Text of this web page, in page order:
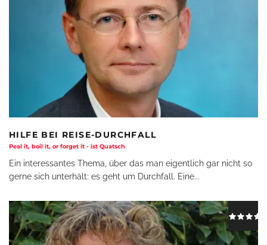
HILFE BEI REISE-DURCHFALL
Peal it, boil it, or forget it - ist Quatsch
Ein interessantes Thema, über das man eigentlich gar nicht so
gerne sich unterhält: es geht um Durchfall. Eine...